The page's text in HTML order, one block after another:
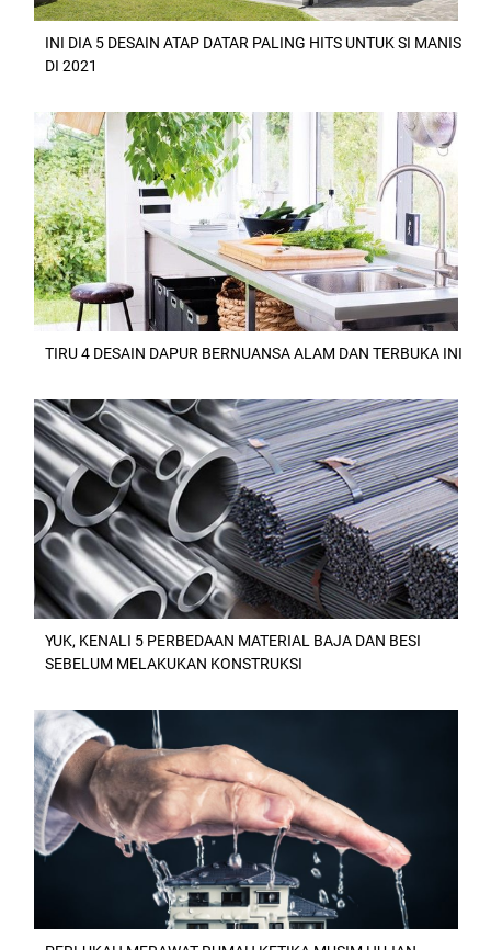
INI DIA 5 DESAIN ATAP DATAR PALING HITS UNTUK SI MANIS
DI 2021
TIRU 4 DESAIN DAPUR BERNUANSA ALAM DAN TERBUKA INI
YUK, KENALI 5 PERBEDAAN MATERIAL BAJA DAN BESI
SEBELUM MELAKUKAN KONSTRUKSI